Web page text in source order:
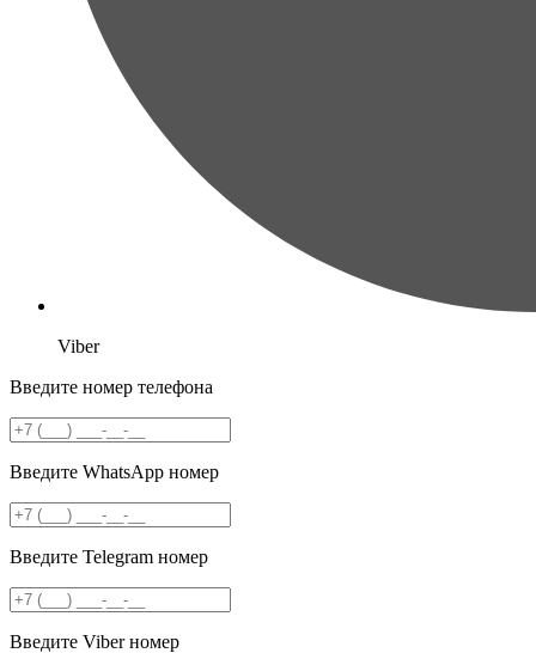
Viber
Введите номер телефона
Введите WhatsApp номер
Введите Telegram номер
Введите Viber номер